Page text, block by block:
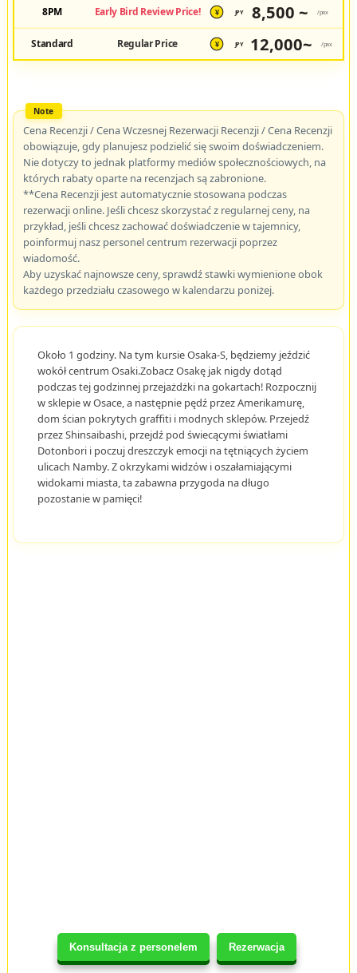
Konsultacja z personelem Rezerwacja
8PM Early Bird Review Price! ¥ JPY 8,500 ~ /pax
Standard Regular Price ¥ JPY 12,000~ /pax
Cena Recenzji / Cena Wczesnej Rezerwacji Recenzji / Cena Recenzji
obowiązuje, gdy planujesz podzielić się swoim doświadczeniem.
Nie dotyczy to jednak platformy mediów społecznościowych, na
których rabaty oparte na recenzjach są zabronione.
**Cena Recenzji jest automatycznie stosowana podczas
rezerwacji online. Jeśli chcesz skorzystać z regularnej ceny, na
przykład, jeśli chcesz zachować doświadczenie w tajemnicy,
poinformuj nasz personel centrum rezerwacji poprzez
wiadomość.
Aby uzyskać najnowsze ceny, sprawdź stawki wymienione obok
każdego przedziału czasowego w kalendarzu poniżej.
Około 1 godziny. Na tym kursie Osaka-S, będziemy jeździć
wokół centrum Osaki.Zobacz Osakę jak nigdy dotąd
podczas tej godzinnej przejażdżki na gokartach! Rozpocznij
w sklepie w Osace, a następnie pędź przez Amerikamurę,
dom ścian pokrytych graffiti i modnych sklepów. Przejedź
przez Shinsaibashi, przejdź pod świecącymi światłami
Dotonbori i poczuj dreszczyk emocji na tętniących życiem
ulicach Namby. Z okrzykami widzów i oszałamiającymi
widokami miasta, ta zabawna przygoda na długo
pozostanie w pamięci!